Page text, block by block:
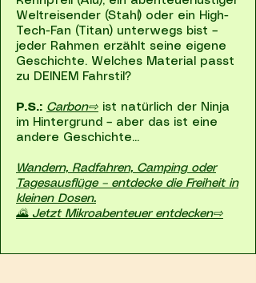
Weltreisender (Stahl) oder ein High-
Tech-Fan (Titan) unterwegs bist –
jeder Rahmen erzählt seine eigene
Geschichte. Welches Material passt
zu DEINEM Fahrstil?
P.S.: Carbon⇨ ist natürlich der Ninja
im Hintergrund – aber das ist eine
andere Geschichte...
Wandern, Radfahren, Camping oder
Tagesausflüge – entdecke die Freiheit in
kleinen Dosen.
🌄 Jetzt Mikroabenteuer entdecken⇨